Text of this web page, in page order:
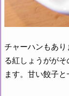
チャーハンもあ
る紅しょうがが
ます。甘い餃子と